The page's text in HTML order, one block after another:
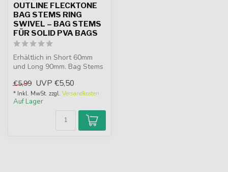
OUTLINE FLECKTONE
BAG STEMS RING
SWIVEL – BAG STEMS
FÜR SOLID PVA BAGS
Erhältlich in Short 60mm
und Long 90mm. Bag Stems
PVA ...
€5,99 UVP €5,50
* Inkl. MwSt. zzgl. Versandkosten
Auf Lager